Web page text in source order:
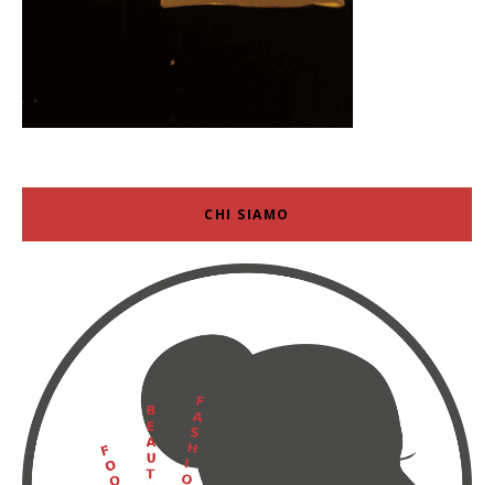
CHI SIAMO